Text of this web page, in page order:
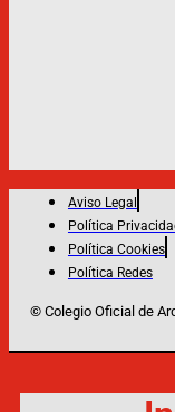
Aviso Legal
Política
Política Cookies
Política Redes
© Colegio Oficial de